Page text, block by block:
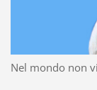
Nel mondo non